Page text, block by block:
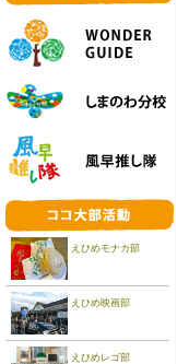
えひめモナカ部
えひめ映画部
えひめレゴ部